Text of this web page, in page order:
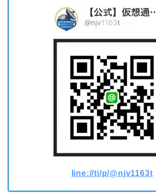
line://ti/p/@njv1163t